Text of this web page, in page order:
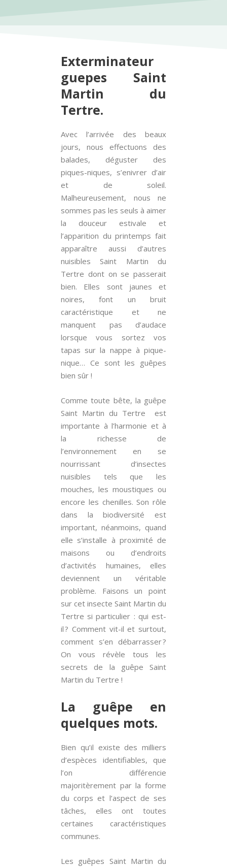
Exterminateur
guepes Saint
Martin du
Tertre.
Avec l’arrivée des beaux
jours, nous effectuons des
balades, déguster des
piques-niques, s’enivrer d’air
et de soleil.
Malheureusement, nous ne
sommes pas les seuls à aimer
la douceur estivale et
l’apparition du printemps fait
apparaître aussi d’autres
nuisibles Saint Martin du
Tertre dont on se passerait
bien. Elles sont jaunes et
noires, font un bruit
caractéristique et ne
manquent pas d’audace
lorsque vous sortez vos
tapas sur la nappe à pique-
nique… Ce sont les guêpes
bien sûr !
Comme toute bête, la guêpe
Saint Martin du Tertre est
importante à l’harmonie et à
la richesse de
l’environnement en se
nourrissant d’insectes
nuisibles tels que les
mouches, les moustiques ou
encore les chenilles. Son rôle
dans la biodiversité est
important, néanmoins, quand
elle s’installe à proximité de
maisons ou d’endroits
d’activités humaines, elles
deviennent un véritable
problème. Faisons un point
sur cet insecte Saint Martin du
Tertre si particulier : qui est-
il ? Comment vit-il et surtout,
comment s’en débarrasser ?
On vous révèle tous les
secrets de la guêpe Saint
Martin du Tertre !
La guêpe en
quelques mots.
Bien qu’il existe des milliers
d’espèces identifiables, que
l’on différencie
majoritèrement par la forme
du corps et l’aspect de ses
tâches, elles ont toutes
certaines caractéristiques
communes.
Les guêpes Saint Martin du